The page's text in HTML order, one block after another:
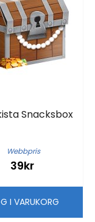
Snacksbox
Webbpris
39kr
I VARUKORG